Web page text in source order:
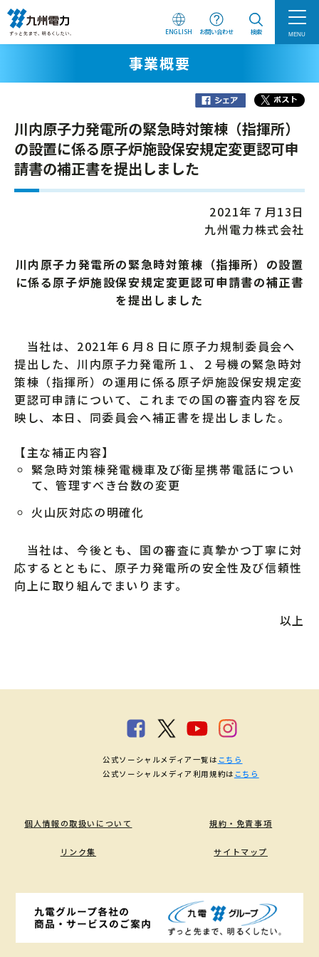
ENGLISH お問い合わせ 検索 MENU
事業概要
川内原子力発電所の緊急時対策棟（指揮所）
の設置に係る原子炉施設保安規定変更認可申
請書の補正書を提出しました
2021年７月13日
九州電力株式会社
川内原子力発電所の緊急時対策棟（指揮所）の設置
に係る原子炉施設保安規定変更認可申請書の補正書
を提出しました
当社は、2021年６月８日に原子力規制委員会へ
提出した、川内原子力発電所１、２号機の緊急時対
策棟（指揮所）の運用に係る原子炉施設保安規定変
更認可申請について、これまでの国の審査内容を反
映し、本日、同委員会へ補正書を提出しました。
【主な補正内容】
緊急時対策棟発電機車及び衛星携帯電話につい
て、管理すべき台数の変更
火山灰対応の明確化
当社は、今後とも、国の審査に真摯かつ丁寧に対
応するとともに、原子力発電所の安全性及び信頼性
向上に取り組んでまいります。
以上
個人情報の取扱いについて 規約・免責事項
リンク集 サイトマップ
公式ソーシャルメディア一覧は こちら
公式ソーシャルメディア利用規約は こちら